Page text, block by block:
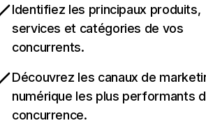
Identifiez les principaux produits,
services et catégories de vos
concurrents.
Découvrez les canaux de
numérique les plus performants
concurrence.